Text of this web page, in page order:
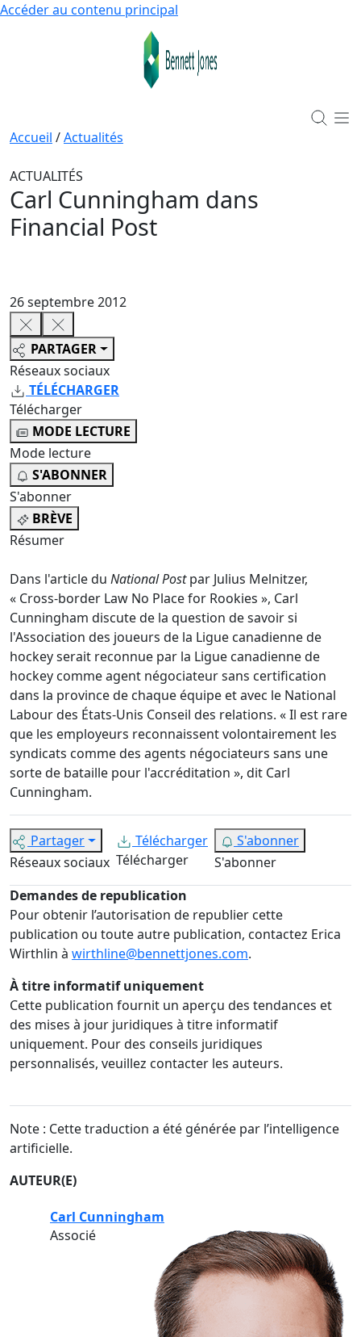
Accéder au contenu principal
Accueil /Actualités
ACTUALITÉS
Carl Cunningham dans
Financial Post
26 septembre 2012
PARTAGER
Réseaux sociaux
TÉLÉCHARGER
Télécharger
MODE LECTURE
Mode lecture
S'ABONNER
S'abonner
BRÈVE
Résumer
Dans l'article du National Postpar Julius Melnitzer,
« Cross-border Law No Place for Rookies », Carl
Cunningham discute de la question de savoir si
l'Association des joueurs de la Ligue canadienne de
hockey serait reconnue par la Ligue canadienne de
hockey comme agent négociateur sans certification
dans la province de chaque équipe et avec le National
Labour des États-Unis Conseil des relations. « Il est rare
que les employeurs reconnaissent volontairement les
syndicats comme des agents négociateurs sans une
sorte de bataille pour l'accréditation », dit Carl
Cunningham.
Partager
Réseaux sociaux
Télécharger
Télécharger
S'abonner
S'abonner
Demandes de republication
Pour obtenir l’autorisation de republier cette
publication ou toute autre publication, contactez Erica
Wirthlin à wirthline@bennettjones.com.
À titre informatif uniquement
Cette publication fournit un aperçu des tendances et
des mises à jour juridiques à titre informatif
uniquement. Pour des conseils juridiques
personnalisés, veuillez contacter les auteurs.
Note : Cette traduction a été générée par l’intelligence
artificielle.
AUTEUR(E)
Carl Cunningham
Associé